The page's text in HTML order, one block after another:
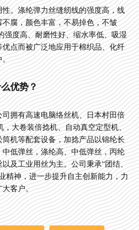
。涤纶弹力丝缝纫线的强度高，线
腐，颜色丰富，不易掉色，不皱
强度高、耐磨性好、缩水率低、吸湿
点而被广泛地应用于棉织品、化纤
。
优势？
拥有高速电脑络丝机、日本村田倍
，大卷装倍捻机、自动真空定型机、
机等配套设备，加捻产品以锦纶长
低弹丝，涤纶高、中低弹丝，丙纶
及工业用丝为主。公司秉承“团结、
精神，进一步提升自主创新能力，力
客户。